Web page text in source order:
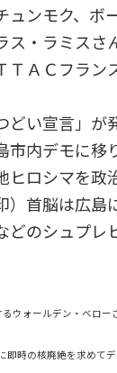
ュンモク、ボ
ス・ラミスさ
ＴＡＣフラン
い宣言」が
内デモに移
ヒロシマを
）首脳は広
どのシュプレ
るウォールデン・ベロー
即時の核廃絶を求めてデ